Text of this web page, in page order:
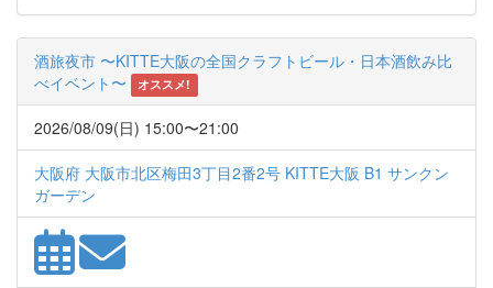
酒旅夜市 〜KITTE大阪の全国クラフトビール・日本酒飲み比
べイベント〜
オススメ!
2026/08/09(日) 15:00〜21:00
大阪府 大阪市北区梅田3丁目2番2号 KITTE大阪 B1 サンクン
ガーデン